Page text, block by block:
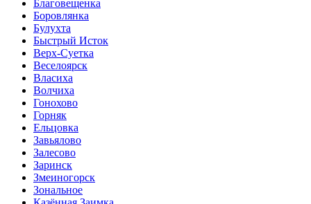
Благовещенка
Боровлянка
Булухта
Быстрый Исток
Верх-Суетка
Веселоярск
Власиха
Волчиха
Гонохово
Горняк
Ельцовка
Завьялово
Залесово
Заринск
Змеиногорск
Зональное